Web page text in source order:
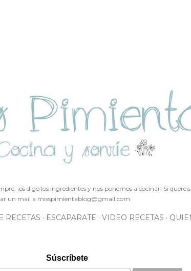
¡os digo los ingredientes y nos ponemos a cocinar! Si
un mail a misspimientablog@gmail.com
RECETAS ESCAPARATE VIDEO RECETAS
Súscríbete